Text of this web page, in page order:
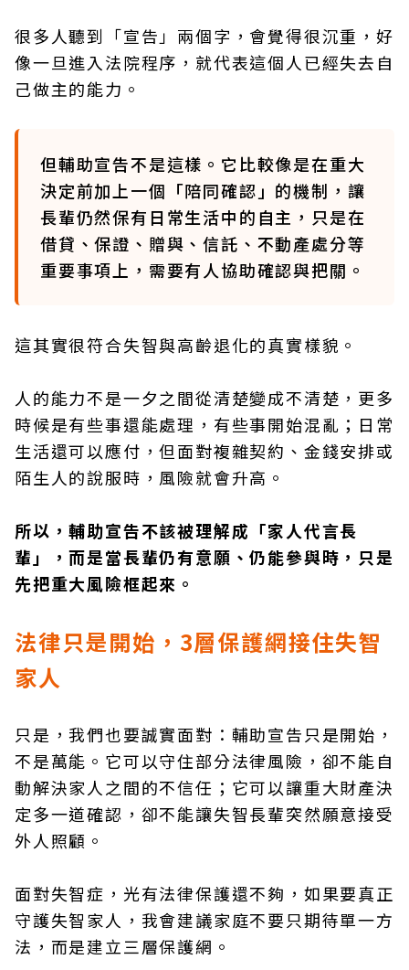
很多人聽到「宣告」兩個字，會覺得很沉重，好
像一旦進入法院程序，就代表這個人已經失去自
己做主的能力。
但輔助宣告不是這樣。它比較像是在重大
決定前加上一個「陪同確認」的機制，讓
長輩仍然保有日常生活中的自主，只是在
借貸、保證、贈與、信託、不動產處分等
重要事項上，需要有人協助確認與把關。
這其實很符合失智與高齡退化的真實樣貌。
人的能力不是一夕之間從清楚變成不清楚，更多
時候是有些事還能處理，有些事開始混亂；日常
生活還可以應付，但面對複雜契約、金錢安排或
陌生人的說服時，風險就會升高。
所以，輔助宣告不該被理解成「家人代言長
輩」，而是當長輩仍有意願、仍能參與時，只是
先把重大風險框起來。
法律只是開始， 3層保護網接住失智
家人
只是，我們也要誠實面對：輔助宣告只是開始，
不是萬能。它可以守住部分法律風險，卻不能自
動解決家人之間的不信任；它可以讓重大財產決
定多一道確認，卻不能讓失智長輩突然願意接受
外人照顧。
面對失智症，光有法律保護還不夠，如果要真正
守護失智家人，我會建議家庭不要只期待單一方
法，而是建立三層保護網。